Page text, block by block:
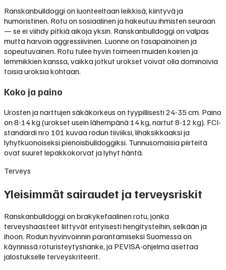
Ranskanbulldoggi on luonteeltaan leikkisä, kiintyvä ja
humoristinen. Rotu on sosiaalinen ja hakeutuu ihmisten seuraan
— se ei viihdy pitkiä aikoja yksin. Ranskanbulldoggi on valpas
mutta harvoin aggressiivinen. Luonne on tasapainoinen ja
sopeutuvainen. Rotu tulee hyvin toimeen muiden koirien ja
lemmikkien kanssa, vaikka jotkut urokset voivat olla dominoivia
toisia uroksia kohtaan.
Koko ja paino
Urosten ja narttujen säkäkorkeus on tyypillisesti 24-35 cm. Paino
on 8-14 kg (urokset usein lähempänä 14 kg, nartut 8-12 kg). FCI-
standardi nro 101 kuvaa rodun tiiviiksi, lihaksikkaaksi ja
lyhytkuonoiseksi pienoisbulldoggiksi. Tunnusomaisia piirteitä
ovat suuret lepakkokorvat ja lyhyt häntä.
Terveys
Yleisimmät sairaudet ja terveysriskit
Ranskanbulldoggi on brakykefaalinen rotu, jonka
terveyshaasteet liittyvät erityisesti hengitysteihin, selkään ja
ihoon. Rodun hyvinvoinnin parantamiseksi Suomessa on
käynnissä roturisteytyshanke, ja PEVISA-ohjelma asettaa
jalostukselle terveyskriteerit.